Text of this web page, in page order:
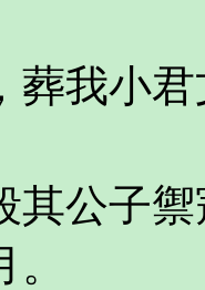
葬我小
其公子